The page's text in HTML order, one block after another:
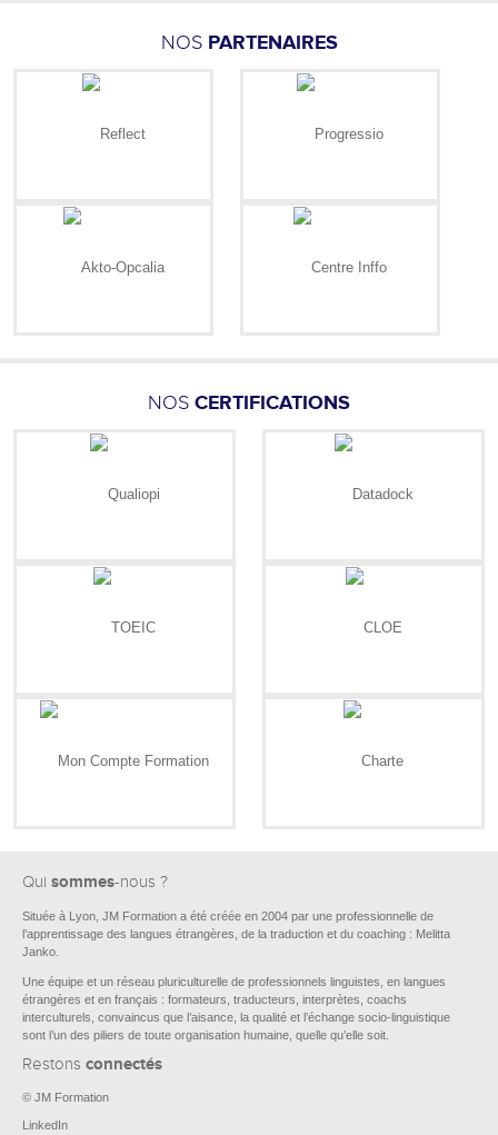
NOS PARTENAIRES
NOS CERTIFICATIONS
Qui sommes-nous ?
Située à Lyon, JM Formation a été créée en 2004 par une professionnelle de
l’apprentissage des langues étrangères, de la traduction et du coaching : Melitta
Janko.
Une équipe et un réseau pluriculturelle de professionnels linguistes, en langues
étrangères et en français : formateurs, traducteurs, interprètes, coachs
interculturels, convaincus que l’aisance, la qualité et l’échange socio-linguistique
sont l’un des piliers de toute organisation humaine, quelle qu’elle soit.
Restons connectés
© JM Formation
LinkedIn